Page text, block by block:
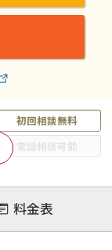
初回相談無料
電話相談可能
離婚裁判
料金表